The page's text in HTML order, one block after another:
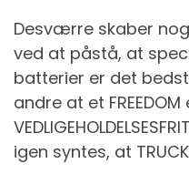
Desværre skaber
ved at påstå, at
batterier er det
andre at et FREEDOM
igen syntes, at